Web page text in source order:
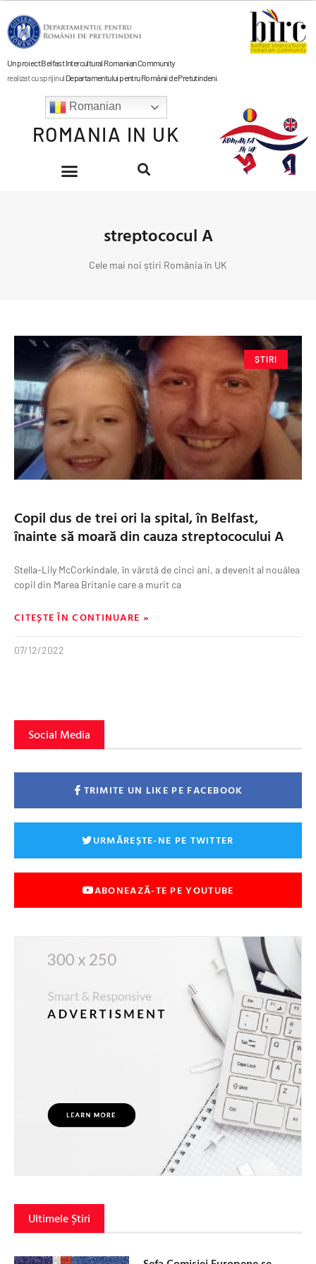
Romanian
ROMANIA IN UK
Un proiect Belfast Intercultural Romanian Community
realizat cu sprijinul Departamentului pentru Românii de Pretutindeni
streptococul A
Cele mai noi știri România în UK
ȘTIRI
Copil dus de trei ori la spital, în Belfast,
înainte să moară din cauza streptococului A
Stella-Lily McCorkindale, în vârstă de cinci ani, a devenit al nouălea
copil din Marea Britanie care a murit ca
CITEȘTE ÎN CONTINUARE »
07/12/2022
Social Media
TRIMITE UN LIKE PE FACEBOOK
URMĂREȘTE-NE PE TWITTER
ABONEAZĂ-TE PE YOUTUBE
Ultimele Știri